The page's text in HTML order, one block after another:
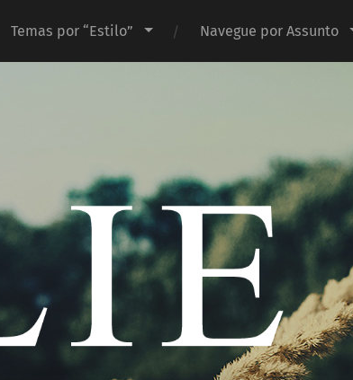
Temas por “Estilo” Navegue por Assunto